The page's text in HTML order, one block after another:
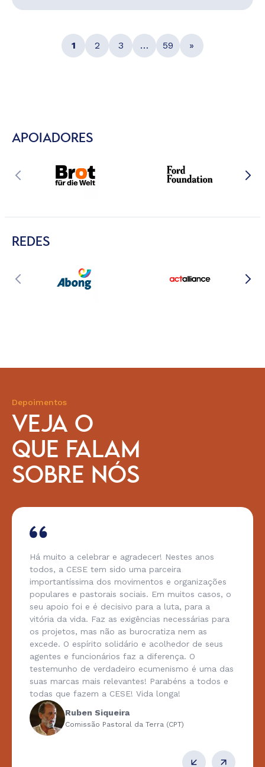
1 2 3 … 59 »
APOIADORES
REDES
Depoimentos
VEJA O
QUE FALAM
SOBRE NÓS
Há muito a celebrar e agradecer! Nestes anos
todos, a CESE tem sido uma parceira
importantíssima dos movimentos e organizações
populares e pastorais sociais. Em muitos casos, o
seu apoio foi e é decisivo para a luta, para a
vitória da vida. Faz as exigências necessárias para
os projetos, mas não as burocratiza nem as
excede. O espírito solidário e acolhedor de seus
agentes e funcionários faz a diferença. O
testemunho de verdadeiro ecumenismo é uma das
suas marcas mais relevantes! Parabéns a todos e
todas que fazem a CESE! Vida longa!
Ruben Siqueira
Comissão Pastoral da Terra (CPT)